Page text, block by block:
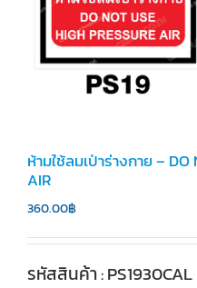
ห้ามใช้ลมเป่าร่างกาย – DO
AIR
360.00฿
รหัสสินค้า : PS1930CAL